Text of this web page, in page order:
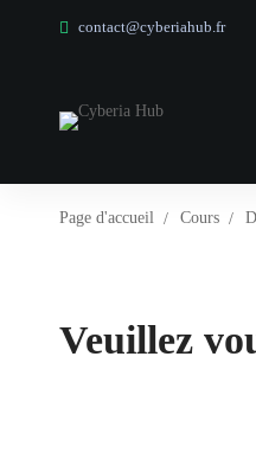
contact@cyberiahub.fr
Page d'accueil Cours
Veuillez